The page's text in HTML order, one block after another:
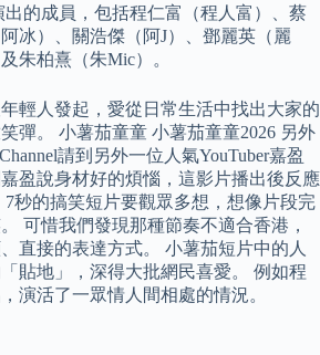
的成員，包括程仁富（程人富）、蔡
冰）、關浩傑（阿J）、鄧麗英（麗
朱柏熹（朱Mic）。
年輕人發起，愛從日常生活中找出大家的
彈。 小薯茄童童 小薯茄童童2026 另外
請到另外一位人氣YouTuber嘉盈
盈說身材好的煩惱，這影片播出後反應
秒的搞笑短片要觀眾多想，想像片段完
可惜我們發現那種節奏不適合香港，
直接的表達方式。 小薯茄短片中的人
貼地」，深得大批網民喜愛。 例如程
演活了一眾情人間相處的情況。